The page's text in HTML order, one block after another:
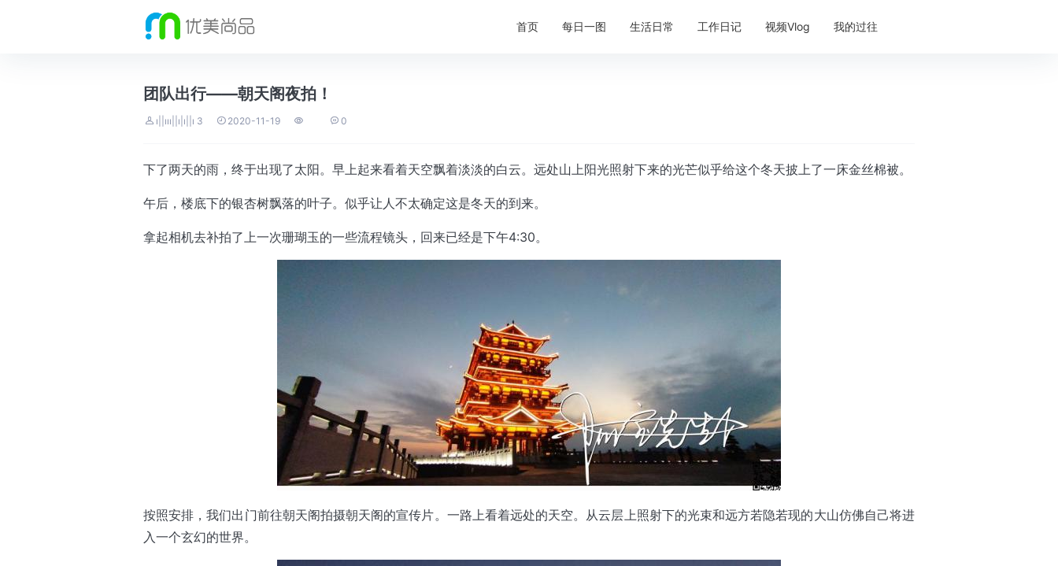
首页 每日一图 生活日常 工作日记 视频Vlog 我的过往
团队出行——朝天阁夜拍！
 ı||ııı||ı|ı||ı 3  2020-11-19   0
下了两天的雨，终于出现了太阳。早上起来看着天空飘着淡淡的白云。远处山上阳光照射下来的光芒似乎给这个冬天披上了一床金丝棉被。
午后，楼底下的银杏树飘落的叶子。似乎让人不太确定这是冬天的到来。
拿起相机去补拍了上一次珊瑚玉的一些流程镜头，回来已经是下午4:30。
按照安排，我们出门前往朝天阁拍摄朝天阁的宣传片。一路上看着远处的天空。从云层上照射下的光束和远方若隐若现的大山仿佛自己将进
入一个玄幻的世界。